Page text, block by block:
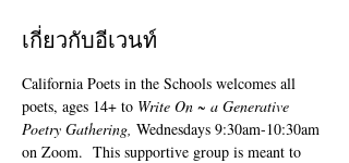
เกี่ยวกับอีเวนท์
California Poets in the Schools welcomes all
poets, ages 14+ to Write On ~ a Generative
Poetry Gathering, Wednesdays 9:30am-10:30am
on Zoom.  This supportive group is meant to